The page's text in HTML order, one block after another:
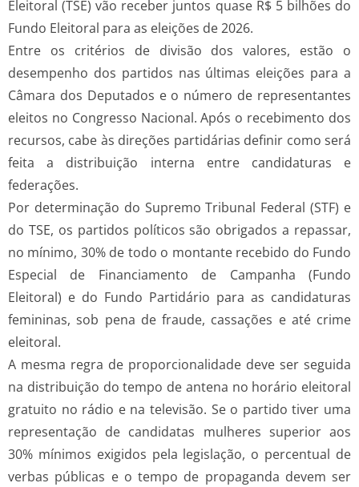
Eleitoral (TSE) vão receber juntos quase R$ 5 bilhões do
Fundo Eleitoral para as eleições de 2026.
Entre os critérios de divisão dos valores, estão o
desempenho dos partidos nas últimas eleições para a
Câmara dos Deputados e o número de representantes
eleitos no Congresso Nacional. Após o recebimento dos
recursos, cabe às direções partidárias definir como será
feita a distribuição interna entre candidaturas e
federações.
Por determinação do Supremo Tribunal Federal (STF) e
do TSE, os partidos políticos são obrigados a repassar,
no mínimo, 30% de todo o montante recebido do Fundo
Especial de Financiamento de Campanha (Fundo
Eleitoral) e do Fundo Partidário para as candidaturas
femininas, sob pena de fraude, cassações e até crime
eleitoral.
A mesma regra de proporcionalidade deve ser seguida
na distribuição do tempo de antena no horário eleitoral
gratuito no rádio e na televisão. Se o partido tiver uma
representação de candidatas mulheres superior aos
30% mínimos exigidos pela legislação, o percentual de
verbas públicas e o tempo de propaganda devem ser